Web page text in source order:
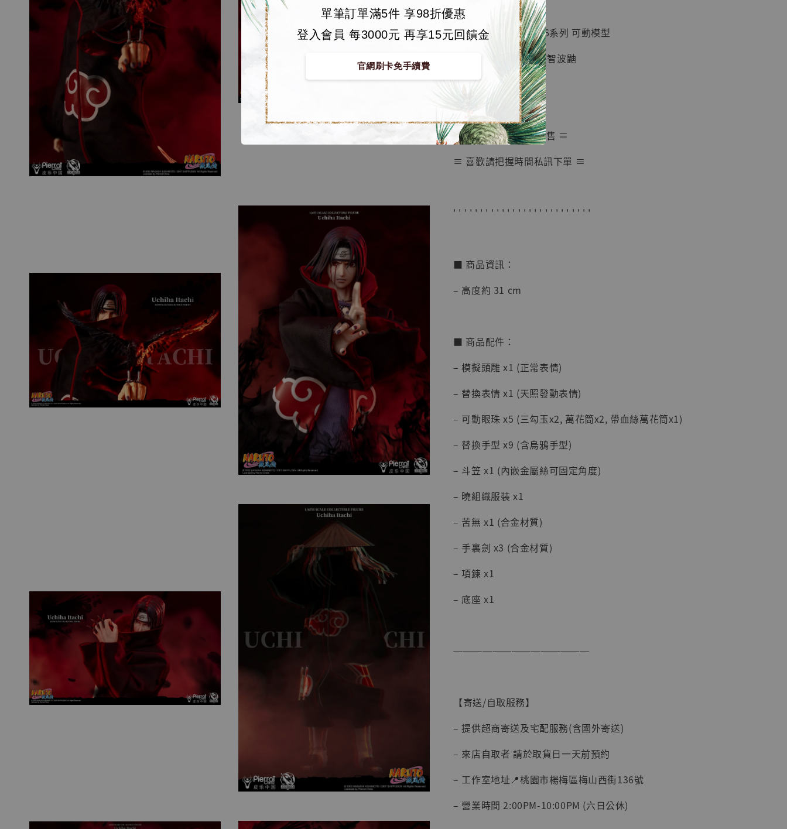
單筆訂單滿5件 享98折優惠
登入會員 每3000元 再享15元回饋金
官網刷卡免手續費
工作室]
NT$ 4,280
NT$ 5,580
- +
加入購物車
Studio]
NT$ 1,870
-
加購優惠【讓子彈飛 鵝城縣長 張麻子 [BK01]】
可動蒐藏人偶 讓子
NT$ 5,300
■ ROCKET TOYS 1/6系列 可動模型
➤ 火影忍者 曉組織 宇智波鼬
≡ 正版授權 ≡
≡ 現貨供應中 隨時完售 ≡
≡ 喜歡請把握時間私訊下單 ≡
' ' ' ' ' ' ' ' ' ' ' ' ' ' ' ' ' ' ' ' ' ' ' ' ' '
■ 商品資訊：
– 高度約 31 cm
■ 商品配件：
– 模擬頭雕 x1 (正常表情)
– 替換表情 x1 (天照發動表情)
– 可動眼珠 x5 (三勾玉x2, 萬花筒x2, 帶血絲萬花筒x1)
– 替換手型 x9 (含烏鴉手型)
– 斗笠 x1 (內嵌金屬絲可固定角度)
– 曉組織服裝 x1
– 苦無 x1 (合金材質)
– 手裏劍 x3 (合金材質)
– 項鍊 x1
– 底座 x1
──────────────
【寄送/自取服務】
– 提供超商寄送及宅配服務(含國外寄送)
– 來店自取者 請於取貨日一天前預約
– 工作室地址📍桃園市楊梅區梅山西街136號
– 營業時間 2:00PM-10:00PM (六日公休)